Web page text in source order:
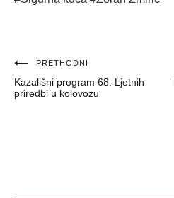
Navigacija
objava
PRETHODNI
Kazališni program 68. Ljetnih
priredbi u kolovozu